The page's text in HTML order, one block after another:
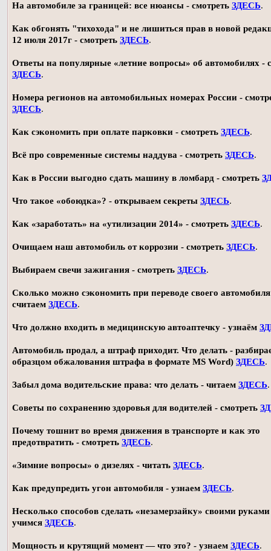
На автомобиле за границей: все нюансы - смотреть ЗДЕСЬ.
Как обгонять "тихохода" и не лишиться прав в новой
12 июля 2017г - смотреть ЗДЕСЬ.
Ответы на популярные «летние вопросы» об автомобилях -
ЗДЕСЬ.
Номера регионов на автомобильных номерах России -
ЗДЕСЬ.
Как сэкономить при оплате парковки - смотреть ЗДЕСЬ.
Всё про современные системы наддува - смотреть ЗДЕСЬ.
Как в России выгодно сдать машину в ломбард - смотреть
Что такое «обоюдка»? - открываем секреты ЗДЕСЬ.
Как «заработать» на «утилизации 2014» - смотреть ЗДЕСЬ.
Очищаем наш автомобиль от коррозии - смотреть ЗДЕСЬ.
Выбираем свечи зажигания - смотреть ЗДЕСЬ.
Сколько можно сэкономить при переводе своего автомобиля
считаем ЗДЕСЬ.
Что должно входить в медицинскую автоаптечку - узнаём
Автомобиль продал, а штраф приходит. Что делать -
образцом обжалования штрафа в формате MS Word) ЗДЕСЬ.
Забыл дома водительские права: что делать - читаем ЗДЕСЬ.
Советы по сохранению здоровья для водителей - смотреть
Почему тошнит во время движения в транспорте и как это
предотвратить - смотреть ЗДЕСЬ.
«Зимние вопросы» о дизелях - читать ЗДЕСЬ.
Как предупредить угон автомобиля - узнаем ЗДЕСЬ.
Несколько способов сделать «незамерзайку» своими
учимся ЗДЕСЬ.
Мощность и крутящий момент — что это? - узнаем ЗДЕСЬ.